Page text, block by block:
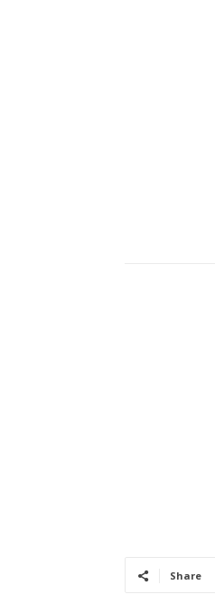
Share